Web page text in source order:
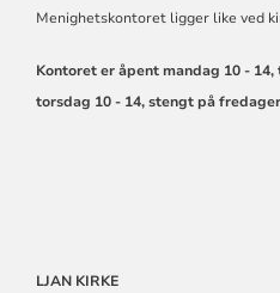
Menighetskontoret ligger like ved
Kontoret er åpent mandag 10 -
torsdag 10 - 14, stengt på
LJAN KIRKE